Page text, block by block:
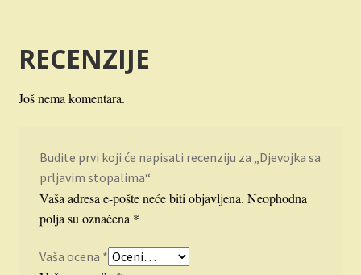
RECENZIJE
Još nema komentara.
Budite prvi koji će napisati recenziju za „Djevojka sa
prljavim stopalima“
Vaša adresa e-pošte neće biti objavljena. Neophodna
polja su označena *
Vaša ocena *